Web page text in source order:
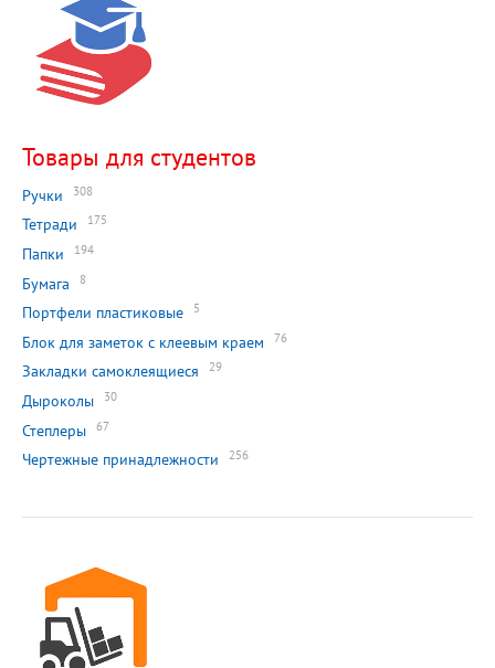
Товары для студентов
Ручки 308
Тетради 175
Папки 194
Бумага 8
Портфели пластиковые 5
Блок для заметок с клеевым краем 76
Закладки самоклеящиеся 29
Дыроколы 30
Степлеры 67
Чертежные принадлежности 256